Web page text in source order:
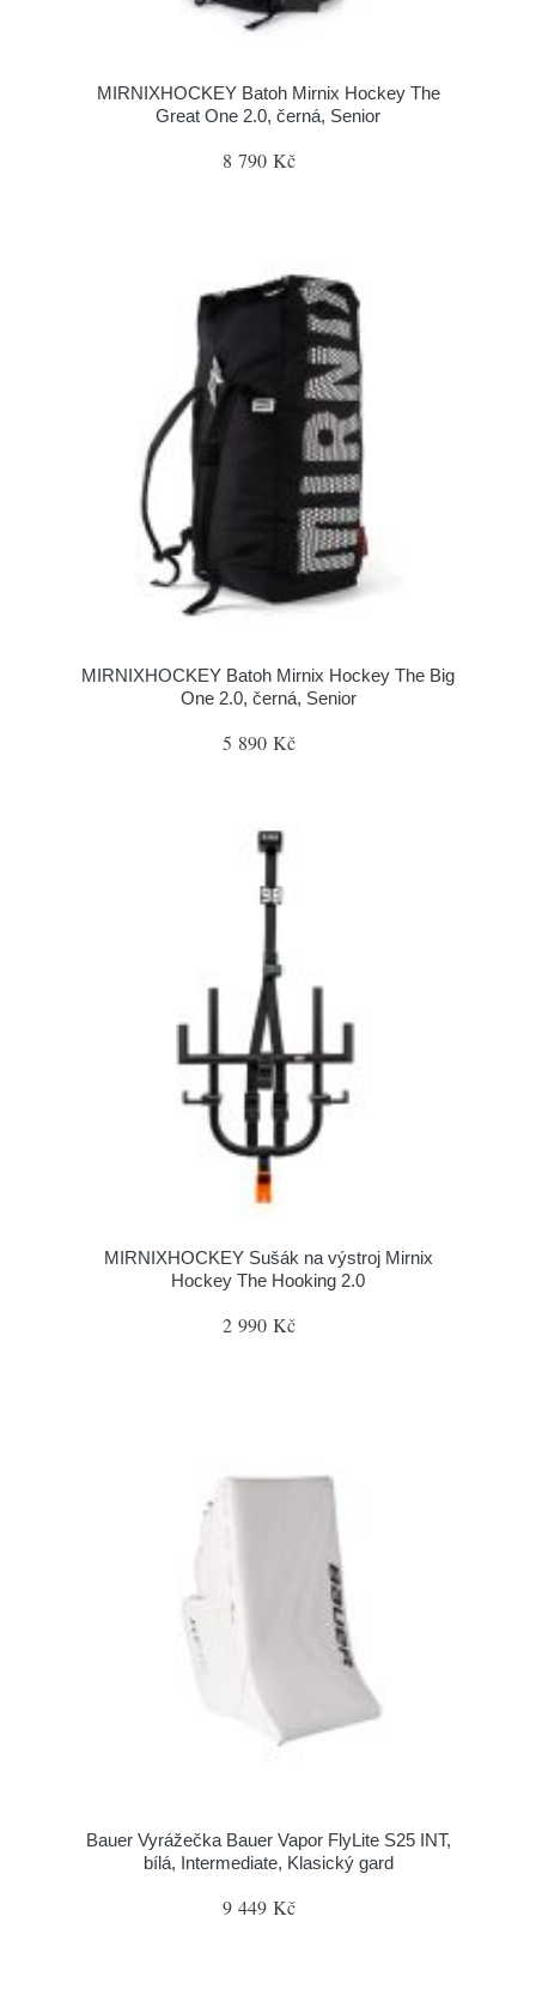
MIRNIXHOCKEY Batoh Mirnix Hockey The
Great One 2.0, černá, Senior
8 790 Kč
MIRNIXHOCKEY Batoh Mirnix Hockey The Big
One 2.0, černá, Senior
5 890 Kč
MIRNIXHOCKEY Sušák na výstroj Mirnix
Hockey The Hooking 2.0
2 990 Kč
Bauer Vyrážečka Bauer Vapor FlyLite S25 INT,
bílá, Intermediate, Klasický gard
9 449 Kč